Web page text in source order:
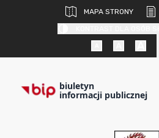
MAPA STRONY
biuletyn
informacji publicznej